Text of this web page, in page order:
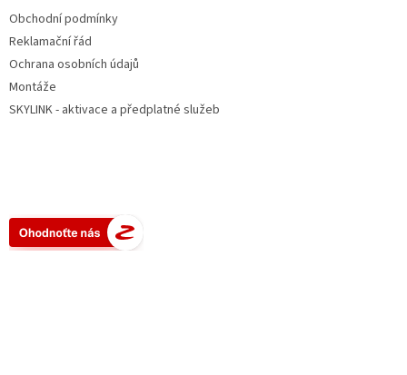
Obchodní podmínky
Reklamační řád
Ochrana osobních údajů
Montáže
SKYLINK - aktivace a předplatné služeb